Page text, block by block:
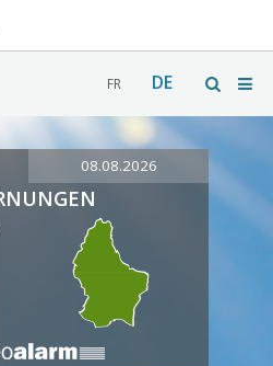
FR DE
08.08.2026